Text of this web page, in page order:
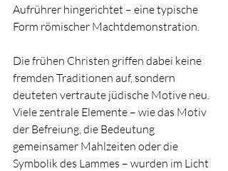
Aufrührer hingerichtet – eine typische
Form römischer Machtdemonstration.
Die frühen Christen griffen dabei keine
fremden Traditionen auf, sondern
deuteten vertraute jüdische Motive neu.
Viele zentrale Elemente – wie das Motiv
der Befreiung, die Bedeutung
gemeinsamer Mahlzeiten oder die
Symbolik des Lammes – wurden im Licht